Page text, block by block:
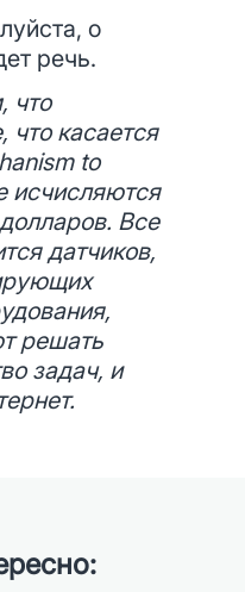
о
речь.
что
что касается
to
исчисляются
Все
датчиков,
решать
задач, и